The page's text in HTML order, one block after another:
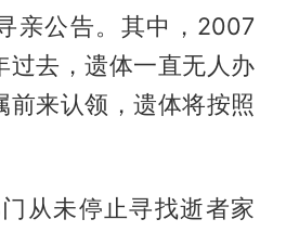
亲公告。其中，2007
去，遗体一直无人办
来认领，遗体将按照
从未停止寻找逝者家